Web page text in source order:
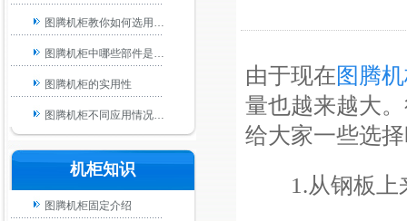
由于现在图腾
量也越来越大
给大家一些选
1.从钢板
图腾机柜教你如何选用…
图腾机柜中哪些部件是…
图腾机柜的实用性
图腾机柜不同应用情况…
配电机柜种类及其作用…
图腾机柜销售人员要提…
机柜知识
图腾机柜固定介绍